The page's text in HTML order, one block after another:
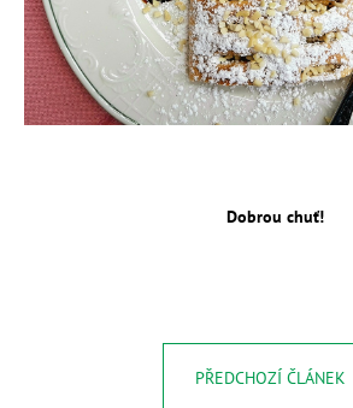
Dobrou chuť!
PŘEDCHOZÍ ČLÁNEK